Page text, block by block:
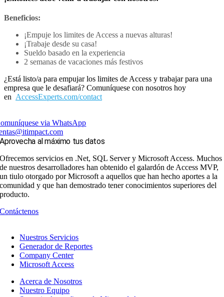
Beneficios:
¡Empuje los limites de Access a nuevas alturas!
¡Trabaje desde su casa!
Sueldo basado en la experiencia
2 semanas de vacaciones más festivos
¿Está listo/a para empujar los limites de Access y trabajar para una
empresa que le desafiará? Comuníquese con nosotros hoy
en AccessExperts.com/contact
via WhatsApp
Aprovecha al máximo tus datos
Ofrecemos servicios en .Net, SQL Server y Microsoft Access. Muchos
de nuestros desarrolladores han obtenido el galardón de Access MVP,
un tiulo otorgado por Microsoft a aquellos que han hecho aportes a la
comunidad y que han demostrado tener conocimientos superiores del
producto.
Contáctenos
Nuestros Servicios
Generador de Reportes
Company Center
Microsoft Access
Acerca de Nosotros
Nuestro Equipo